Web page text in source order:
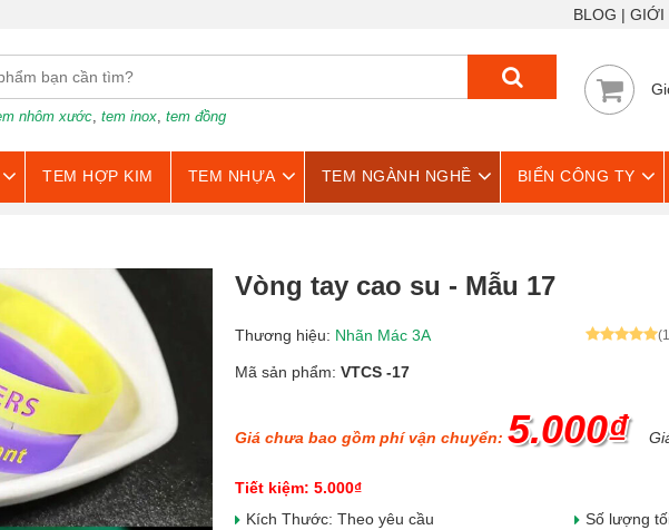
BLOG GIỚI
nhôm xước, tem inox, tem đồng
TEM HỢP KIM TEM NHỰA TEM NGÀNH NGHỀ BIỂN CÔNG TY
Vòng tay cao su - Mẫu 17
Thương hiệu: Nhãn Mác 3A
Mã sản phẩm: VTCS -17
Giá chưa bao gồm phí vận chuyển: 5.000₫
Tiết kiệm: 5.000₫
Kích Thước: Theo yêu cầu
Số lượng